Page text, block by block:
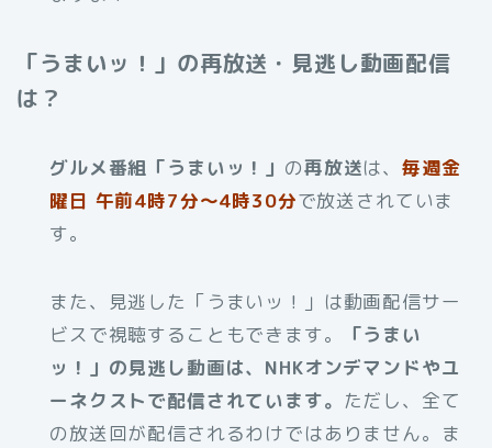
「うまいッ！」の再放送・見逃し動画配信
は？
グルメ番組「うまいッ！」 の再放送は、毎週金
曜日 午前4時7分～4時30分で放送されていま
す。
また、見逃した「うまいッ！」は動画配信サー
ビスで視聴することもできます。
「うまい
ッ！」の見逃し動画は、NHKオンデマンドやユ
ーネクストで配信されています。 ただし、全て
の放送回が配信されるわけではありません。ま